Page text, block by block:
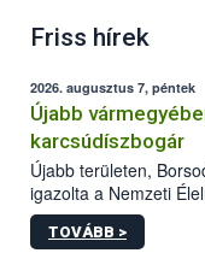
Friss hírek
2026. augusztus 7, péntek
Újabb
karcsúdíszbogár
Újabb területen,
igazolta a Nemzeti
kőrisrontó
kártevőt nem csak
TOVÁBB >